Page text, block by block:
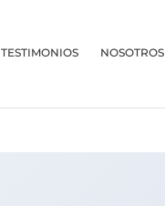
TESTIMONIOS NOSOTROS